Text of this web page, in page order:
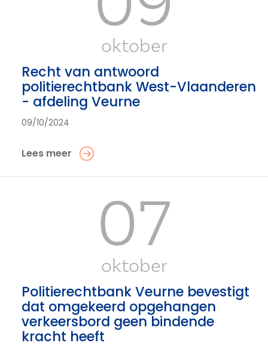
oktober
Recht van antwoord
politierechtbank West-Vlaanderen
- afdeling Veurne
09/10/2024
Lees meer
07
oktober
Politierechtbank Veurne bevestigt
dat omgekeerd opgehangen
verkeersbord geen bindende
kracht heeft